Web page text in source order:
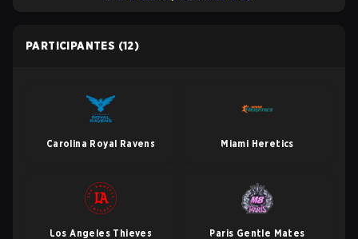
PARTICIPANTES (12)
Carolina Royal Ravens Miami Heretics
Los Angeles Thieves Paris Gentle Mates